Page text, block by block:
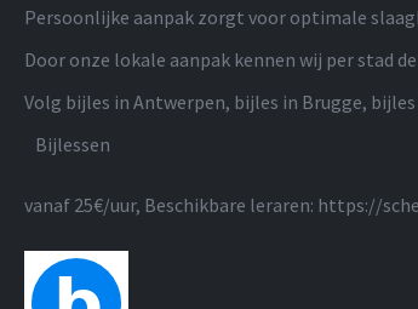
Persoonlijke aanpak zorgt voor optimale
Door onze lokale aanpak kennen wij per stad
Volg bijles in Antwerpen, bijles in Brugge,
Bijlessen
vanaf 25€/uur, Beschikbare leraren: https://